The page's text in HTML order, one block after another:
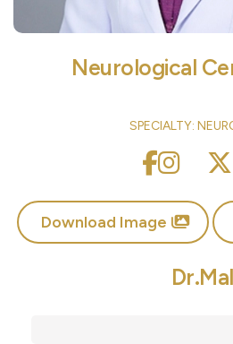
SPECIALTY:
Download Image